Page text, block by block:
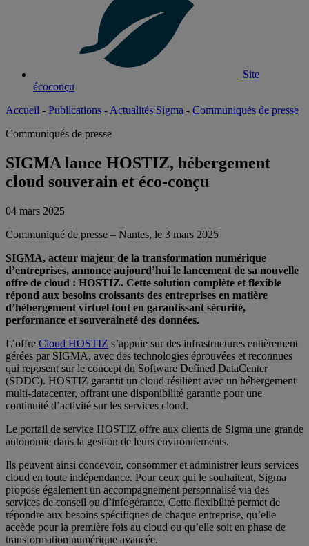
Site
écoconçu
Accueil - Publications - Actualités Sigma - Communiqués de presse
Communiqués de presse
SIGMA lance HOSTIZ, hébergement
cloud souverain et éco-conçu
04 mars 2025
Communiqué de presse – Nantes, le 3 mars 2025
SIGMA, acteur majeur de la transformation numérique
d’entreprises, annonce aujourd’hui le lancement de sa nouvelle
offre de cloud : HOSTIZ. Cette solution complète et flexible
répond aux besoins croissants des entreprises en matière
d’hébergement virtuel tout en garantissant sécurité,
performance et souveraineté des données.
L’offre Cloud HOSTIZ s’appuie sur des infrastructures entièrement
gérées par SIGMA, avec des technologies éprouvées et reconnues
qui reposent sur le concept du Software Defined DataCenter
(SDDC). HOSTIZ garantit un cloud résilient avec un hébergement
multi-datacenter, offrant une disponibilité garantie pour une
continuité d’activité sur les services cloud.
Le portail de service HOSTIZ offre aux clients de Sigma une grande
autonomie dans la gestion de leurs environnements.
Ils peuvent ainsi concevoir, consommer et administrer leurs services
cloud en toute indépendance. Pour ceux qui le souhaitent, Sigma
propose également un accompagnement personnalisé via des
services de conseil ou d’infogérance. Cette flexibilité permet de
répondre aux besoins spécifiques de chaque entreprise, qu’elle
accède pour la première fois au cloud ou qu’elle soit en phase de
transformation numérique avancée.